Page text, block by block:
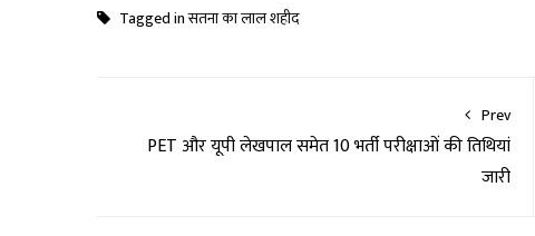
Tagged inसतना का लाल शहीद
Prev
PET और यूपी लेखपाल समेत 10 भर्ती परीक्षाओं की तिथियां
जारी